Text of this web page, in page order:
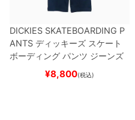
DICKIES SKATEBOARDING P
ANTS ディッキーズ スケート
ボーディング パンツ ジーンズ
SLIM FIT 30 LENGTH
スケートボード スケボ
¥8,800(税込)